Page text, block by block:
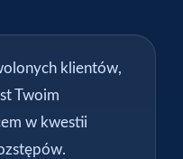
klientów,
Twoim
w kwestii